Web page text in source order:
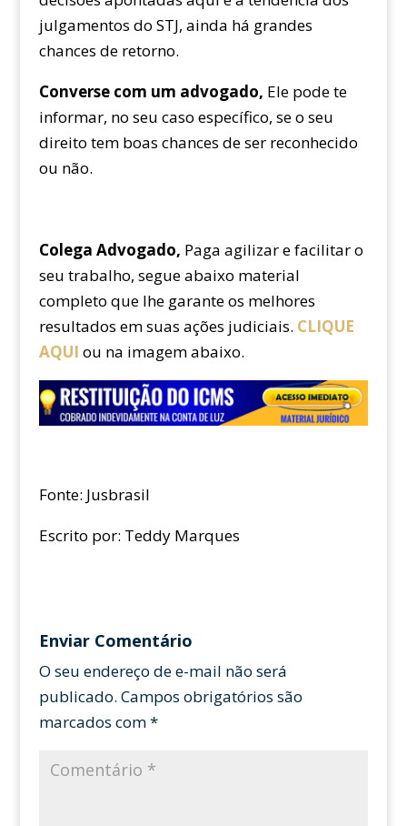
julgamentos do STJ, ainda há grandes
chances de retorno.
Converse com um advogado, Ele pode te
informar, no seu caso específico, se o seu
direito tem boas chances de ser reconhecido
ou não.
Colega Advogado, Paga agilizar e facilitar o
seu trabalho, segue abaixo material
completo que lhe garante os melhores
resultados em suas ações judiciais. CLIQUE
AQUI ou na imagem abaixo.
Fonte: Jusbrasil
Escrito por: Teddy Marques
Enviar Comentário
O seu endereço de e-mail não será
publicado. Campos obrigatórios são
marcados com*